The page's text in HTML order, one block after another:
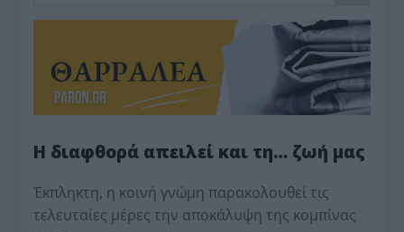
Η διαφθορά απειλεί και τη… ζωή μας
Έκπληκτη, η κοινή γνώμη παρακολουθεί τις
τελευταίες μέρες την αποκάλυψη της κο­μπίνας